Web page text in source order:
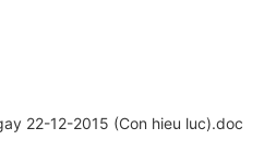
22-12-2015 (Con hieu luc).doc